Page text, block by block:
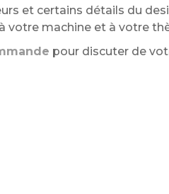
et certains détails du
machine et à votre
pour discuter de